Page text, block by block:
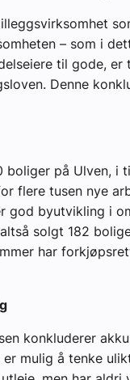
– som i
til gode,
Denne
boliger på Ulven, i
flere tusen nye
god byutvikling i
solgt 182
har
konkluderer
mulig å tenke